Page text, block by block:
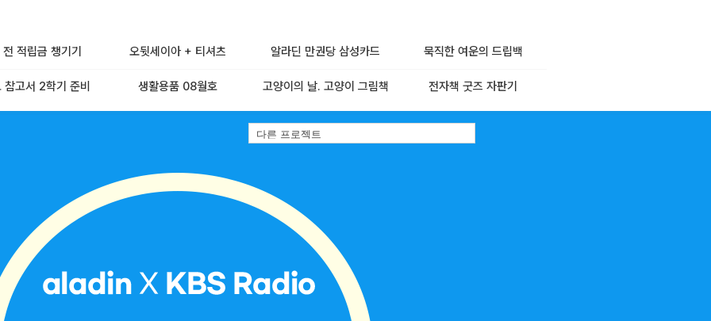
적립금 챙기기 오뒷세이아 + 티셔츠 알라딘 만권당 삼성카드 묵직한 여운의 드립백
참고서 2학기 준비 생활용품 08월호 고양이의 날. 고양이 그림책 전자책 굿즈 자판기